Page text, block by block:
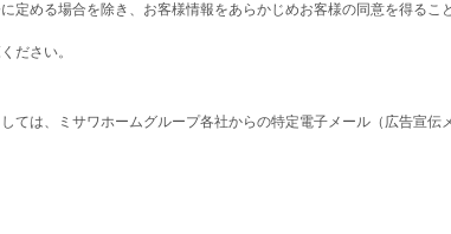
定める場合を除き、お客様情報をあらかじめお客様の同意を得るこ
ださい。
ては、ミサワホームグループ各社からの特定電子メール（広告宣伝